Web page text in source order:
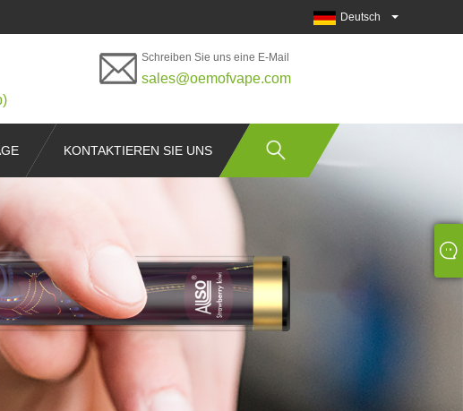
Deutsch
Schreiben Sie uns eine E-Mail
sales@oemofvape.com
KONTAKTIEREN SIE UNS